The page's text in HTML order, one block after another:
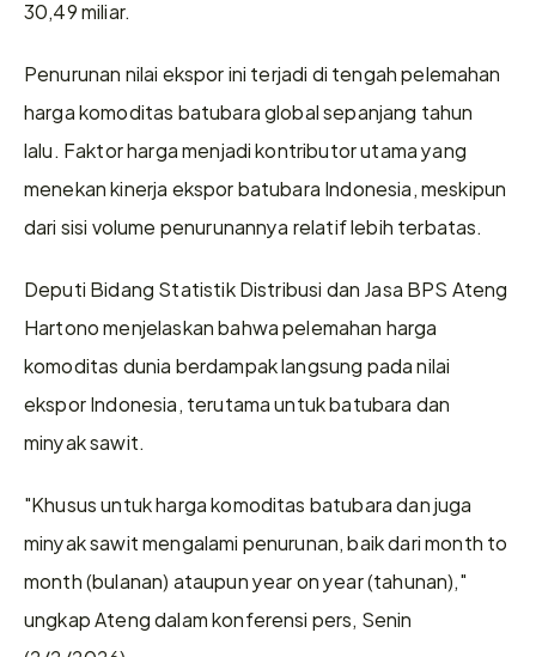
30,49 miliar.
Penurunan nilai ekspor ini terjadi di tengah pelemahan
harga komoditas batubara global sepanjang tahun
lalu. Faktor harga menjadi kontributor utama yang
menekan kinerja ekspor batubara Indonesia, meskipun
dari sisi volume penurunannya relatif lebih terbatas.
Deputi Bidang Statistik Distribusi dan Jasa BPS Ateng
Hartono menjelaskan bahwa pelemahan harga
komoditas dunia berdampak langsung pada nilai
ekspor Indonesia, terutama untuk batubara dan
minyak sawit.
"Khusus untuk harga komoditas batubara dan juga
minyak sawit mengalami penurunan, baik dari month to
month (bulanan) ataupun year on year (tahunan),"
ungkap Ateng dalam konferensi pers, Senin